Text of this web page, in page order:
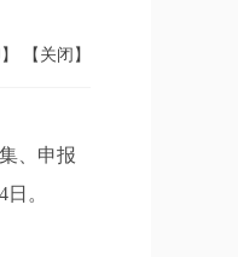
【关闭】
、申报
。